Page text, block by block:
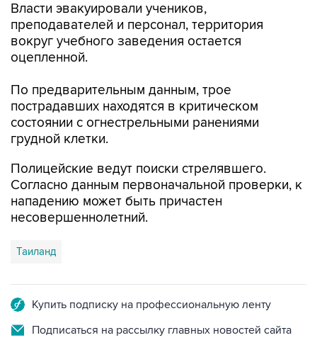
Власти эвакуировали учеников,
преподавателей и персонал, территория
вокруг учебного заведения остается
оцепленной.
По предварительным данным, трое
пострадавших находятся в критическом
состоянии с огнестрельными ранениями
грудной клетки.
Полицейские ведут поиски стрелявшего.
Согласно данным первоначальной проверки, к
нападению может быть причастен
несовершеннолетний.
Таиланд
Купить подписку на профессиональную ленту
Подписаться на рассылку главных новостей сайта